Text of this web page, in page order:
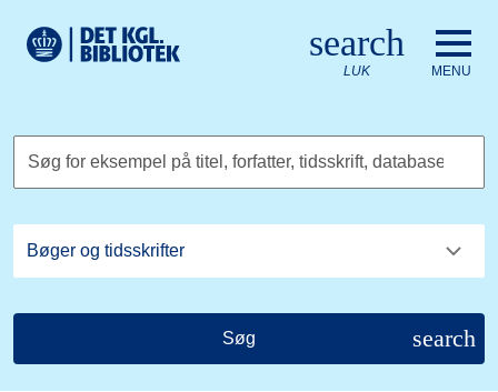
Det Kongelige Biblioteks logo. Gå til Det Kongelige
search
LUK MENU
Søg for eksempel på titel, forfatter, tidsskrift, database
Søg search